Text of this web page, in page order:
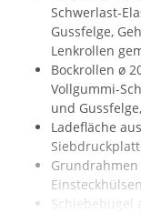
Schwerlast-
Gussfelge,
Lenkrollen
Bockrollen ø
Vollgummi-
und
Ladefläche
Einsteckhülsen
Schiebebügel